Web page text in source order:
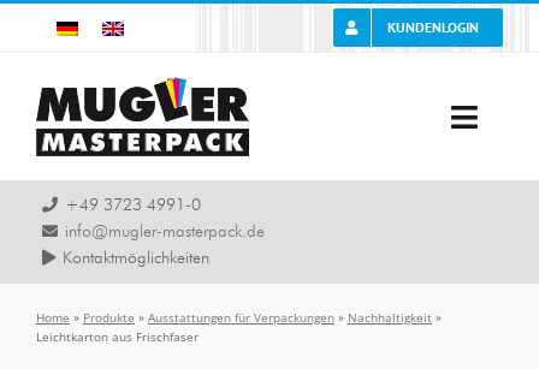
Zum
KUNDENLOGIN
Toggle
Unternehmen
Karriere
Leistung
+49 3723 4991-0
info@mugler-masterpack.de
Kontaktmöglichkeiten
Home » Produkte » Ausstattungen für Verpackungen » Nachhaltigkeit »
Leichtkarton aus Frischfaser